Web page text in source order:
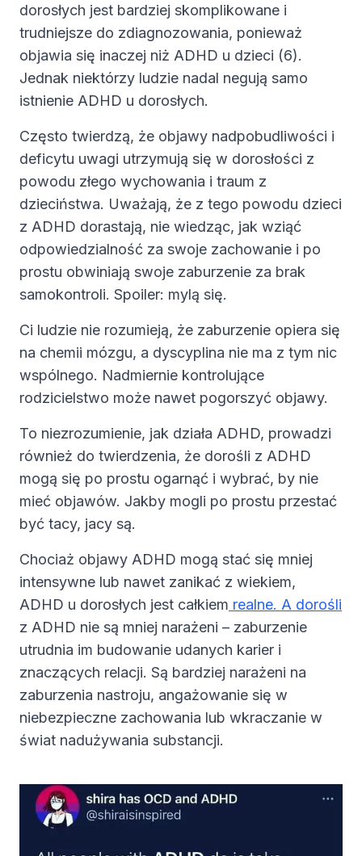
dorosłych jest bardziej skomplikowane i
trudniejsze do zdiagnozowania, ponieważ
objawia się inaczej niż ADHD u dzieci (6).
Jednak niektórzy ludzie nadal negują samo
istnienie ADHD u dorosłych.
Często twierdzą, że objawy nadpobudliwości i
deficytu uwagi utrzymują się w dorosłości z
powodu złego wychowania i traum z
dzieciństwa. Uważają, że z tego powodu dzieci
z ADHD dorastają, nie wiedząc, jak wziąć
odpowiedzialność za swoje zachowanie i po
prostu obwiniają swoje zaburzenie za brak
samokontroli. Spoiler: mylą się.
Ci ludzie nie rozumieją, że zaburzenie opiera się
na chemii mózgu, a dyscyplina nie ma z tym nic
wspólnego. Nadmiernie kontrolujące
rodzicielstwo może nawet pogorszyć objawy.
To niezrozumienie, jak działa ADHD, prowadzi
również do twierdzenia, że dorośli z ADHD
mogą się po prostu ogarnąć i wybrać, by nie
mieć objawów. Jakby mogli po prostu przestać
być tacy, jacy są.
Chociaż objawy ADHD mogą stać się mniej
intensywne lub nawet zanikać z wiekiem,
ADHD u dorosłych jest całkiem realne. A dorośli
z ADHD nie są mniej narażeni – zaburzenie
utrudnia im budowanie udanych karier i
znaczących relacji. Są bardziej narażeni na
zaburzenia nastroju, angażowanie się w
niebezpieczne zachowania lub wkraczanie w
świat nadużywania substancji.